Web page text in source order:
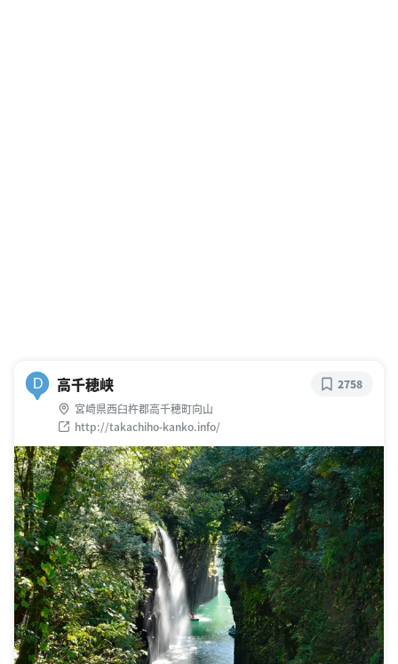
D 高千穂峡
宮崎県西臼杵郡高千穂町向山
http://takachiho-kanko.info/
2758